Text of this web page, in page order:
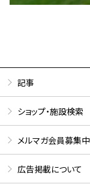
記事
ショップ・施設検索
メルマガ会員募集中
広告掲載について